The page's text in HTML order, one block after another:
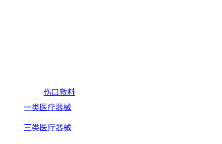
伤口敷料
一类医疗器械
三类医疗器械